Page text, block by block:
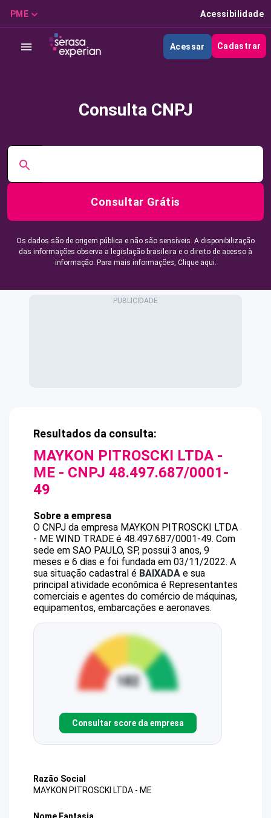
PME Acessibilidade
Acessar Cadastrar
Consulta CNPJ
Consultar Grátis
Os dados são de origem pública e não são sensíveis. A disponibilização
das informações observa a legislação brasileira e o direito de acesso à
informação. Para mais informações, Clique aqui.
Resultados da consulta:
MAYKON PITROSCKI LTDA -
ME - CNPJ 48.497.687/0001-
49
Sobre a empresa
O CNPJ da empresa MAYKON PITROSCKI LTDA
- ME WIND TRADE é 48.497.687/0001-49. Com
sede em SAO PAULO, SP, possui 3 anos, 9
meses e 6 dias e foi fundada em 03/11/2022. A
sua situação cadastral é BAIXADA e sua
principal atividade econômica é Representantes
comerciais e agentes do comércio de máquinas,
equipamentos, embarcações e aeronaves.
Consultar score da empresa
Razão Social
MAYKON PITROSCKI LTDA - ME